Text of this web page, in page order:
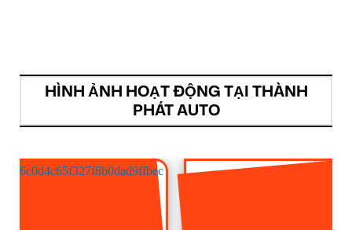
HÌNH ẢNH HOẠT ĐỘNG TẠI THÀNH
PHÁT AUTO